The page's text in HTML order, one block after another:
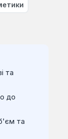
та
до
та